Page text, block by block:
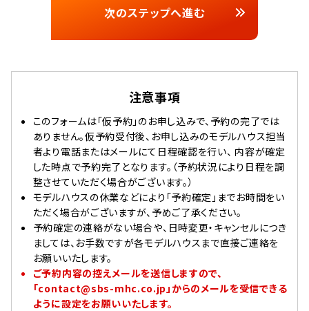
次のステップへ進む
注意事項
このフォームは「仮予約」のお申し込みで、予約の完了では
ありません。仮予約受付後、お申し込みのモデルハウス担当
者より電話またはメールにて日程確認を行い、 内容が確定
した時点で予約完了となります。（予約状況により日程を調
整させていただく場合がございます。）
モデルハウスの休業などにより「予約確定」までお時間をい
ただく場合がございますが、予めご了承ください。
予約確定の連絡がない場合や、日時変更・キャンセルにつき
ましては、お手数ですが各モデルハウスまで直接ご連絡を
お願いいたします。
ご予約内容の控えメールを送信しますので、
「contact@sbs-mhc.co.jp」からのメールを受信できる
ように設定をお願いいたします。